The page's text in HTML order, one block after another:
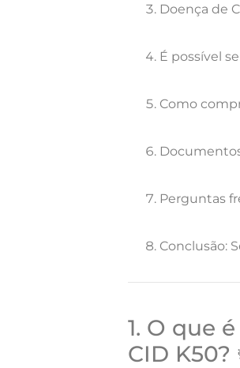
Doença de
É possível
Como
Perguntas
Conclusão:
1. O que
CID K50?